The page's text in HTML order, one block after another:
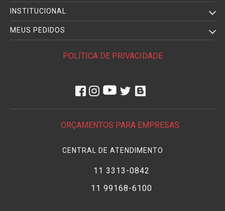
INSTITUCIONAL
MEUS PEDIDOS
POLÍTICA DE PRIVACIDADE
ORÇAMENTOS PARA EMPRESAS
CENTRAL DE ATENDIMENTO
11 3313-0842
11 99168-6100